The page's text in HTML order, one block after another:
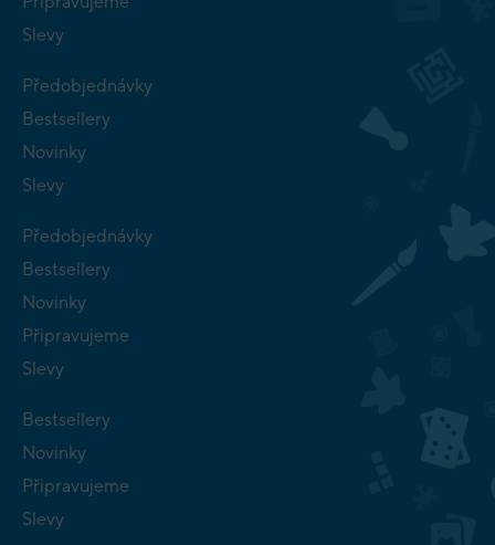
Slevy
Předobjednávky
Bestsellery
Novinky
Slevy
Předobjednávky
Bestsellery
Novinky
Připravujeme
Slevy
Bestsellery
Novinky
Připravujeme
Slevy